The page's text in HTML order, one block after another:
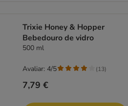
Trixie Honey & Hopper
Bebedouro de vidro
500 ml
7,79 €
Avaliar: 4/5 (13)